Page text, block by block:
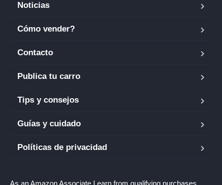
Noticias
Cómo vender?
Contacto
Publica tu carro
Tips y consejos
Guías y cuidado
Políticas de privacidad